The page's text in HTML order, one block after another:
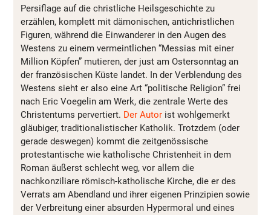
Persiflage auf die christliche Heilsgeschichte zu
erzählen, komplett mit dämonischen, antichristlichen
Figuren, während die Einwanderer in den Augen des
Westens zu einem vermeintlichen “Messias mit einer
Million Köpfen” mutieren, der just am Ostersonntag an
der französischen Küste landet. In der Verblendung des
Westens sieht er also eine Art “politische Religion” frei
nach Eric Voegelin am Werk, die zentrale Werte des
Christentums pervertiert. Der Autor ist wohlgemerkt
gläubiger, traditionalistischer Katholik. Trotzdem (oder
gerade deswegen) kommt die zeitgenössische
protestantische wie katholische Christenheit in dem
Roman äußerst schlecht weg, vor allem die
nachkonziliare römisch-katholische Kirche, die er des
Verrats am Abendland und ihrer eigenen Prinzipien sowie
der Verbreitung einer absurden Hypermoral und eines